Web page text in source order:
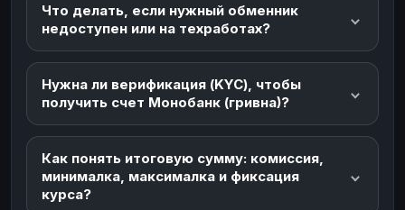
Что делать, если нужный обменник
недоступен или на техработах?
Нужна ли верификация (KYC), чтобы
получить счет Монобанк (гривна)?
Как понять итоговую сумму: комиссия,
минималка, максималка и фиксация
курса?